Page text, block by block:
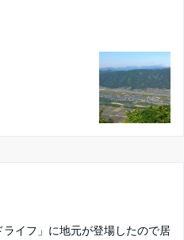
ライフ」に地元が登場したので居